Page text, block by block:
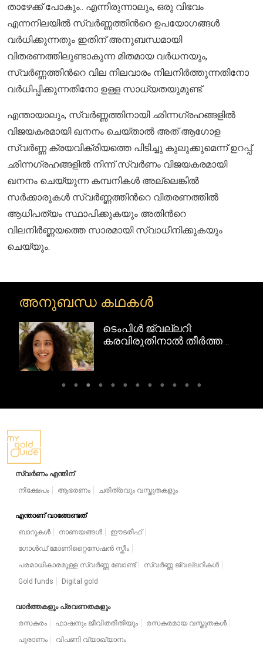
താഴേക്ക് പോകും.. എന്നിരുന്നാലും, ഒരു വിഭവം
എന്നനിലയിൽ സ്വർണ്ണത്തിന്‍റെ ഉപയോഗങ്ങള്‍
വര്‍ധിക്കുന്നതും ഇതിന് അനുബന്ധമായി
വിതരണത്തിലുണ്ടാകുന്ന മിതമായ വര്‍ധനയും,
സ്വർണ്ണത്തിന്‍റെ വില നിലവാരം നിലനിര്‍ത്തുന്നതിനോ
വർധിപ്പിക്കുന്നതിനോ ഉള്ള സാധ്യതയുമുണ്ട്.
എന്തായാലും, സ്വർണ്ണത്തിനായി ഛിന്നഗ്രഹങ്ങളില്‍
വിജയകരമായി ഖനനം ചെയ്താൽ അത് ആഗോള
സ്വർണ്ണ ക്രയവിക്രിയത്തെ പിടിച്ചു കുലുക്കുമെന്ന് ഉറപ്പ്.
ഛിന്നഗ്രഹങ്ങളിൽ നിന്ന് സ്വർണം വിജയകരമായി
ഖനനം ചെയ്യുന്ന കമ്പനികൾ അല്ലെങ്കിൽ
സര്‍ക്കാരുകൾ സ്വർണ്ണത്തിന്‍റെ വിതരണത്തിൽ
ആധിപത്യം സ്ഥാപിക്കുകയും അതിന്‍റെ
വിലനിർണ്ണയത്തെ സാരമായി സ്വാധീനിക്കുകയും
ചെയ്യും.
അനുബന്ധ കഥകൾ
ടെംപിൾ ജ്വല്ലറി:
കരവിരുതിനാൽ തീർത്ത
സ്വർണം എന്തിന്
നിക്ഷേപം
ആഭരണം ചരിത്രവും വസ്തുതകളും
എന്താണ് വാങ്ങേണ്ടത്
ബാറുകൾ
നാണയങ്ങൾ
ഈടരീഫ്
ഗോൾഡ് മോണിറ്റൈസേഷൻ സ്കീം
പരമാധികാരമുള്ള സ്വർണ്ണ ബോണ്ട്
സ്വർണ്ണ ജ്വല്ലറികൾ
Gold funds
Digital gold
വാർത്തകളും പ്രവണതകളും
രസകരം
ഫാഷനും ജീവിതരീതിയും
രസകരമായ വസ്തുതകൾ
പുരാണം
വിപണി വ്യാഖ്യാനം